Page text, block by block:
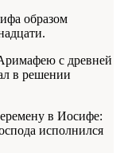
образом
с древней
в решении
в Иосифе:
исполнился